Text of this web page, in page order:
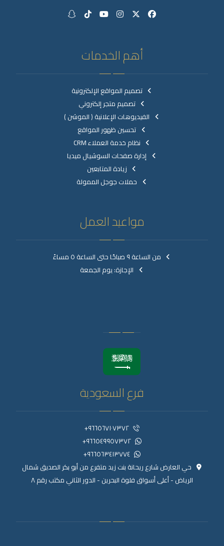
أهم الخدمات
تصميم المواقع الإلكترونية
تصميم متجر إلكتروني
الفيديوهات الإعلانية ( الموشن )
تحسين ظهور المواقع
نظام خدمة العملاء CRM
إدارة صفحات السوشيال ميديا
زيادة المتابعين
حملات جوجل الممولة
مواعيد العمل
من الساعة ٩ صباحًا حتى الساعة ٥ مساءً
الإجازة: يوم الجمعة
فرع السعودية
٩٦٦٥٦٧١٠٧٣٧٢+
٩٦٦٥٤٩٩٥٧٣٧٢+
٩٦٦٥٦٣٤١٣٧٧٤+
حي العارض شارع ريحانة بنت زيد متفرع من أبو بكر الصديق شمال
الرياض - أعلى أسواق فلوة البحرين - الدور الثاني مكتب رقم ٨